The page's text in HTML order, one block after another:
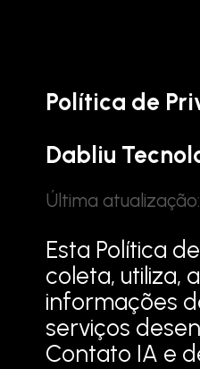
Política de
Dabliu
Última
Esta Política
coleta, utiliza,
informações
serviços
Contato IA e